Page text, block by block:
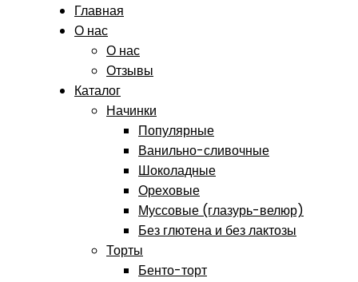
Главная
О нас
О нас
Отзывы
Каталог
Начинки
Популярные
Ванильно-сливочные
Шоколадные
Ореховые
Муссовые (глазурь-велюр)
Без глютена и без лактозы
Торты
Бенто-торт